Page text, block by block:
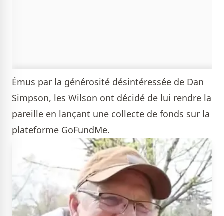
Émus par la générosité désintéressée de Dan
Simpson, les Wilson ont décidé de lui rendre la
pareille en lançant une collecte de fonds sur la
plateforme GoFundMe.